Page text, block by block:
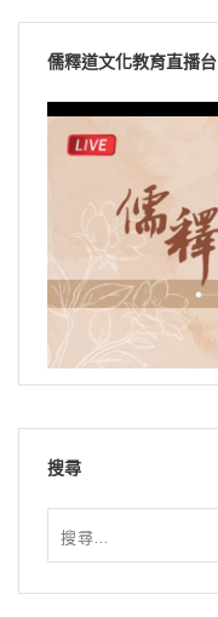
儒釋道文化教育直播台
搜尋